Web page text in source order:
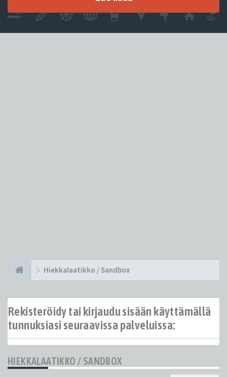
Hiekkalaatikko / Sandbox
Rekisteröidy tai kirjaudu sisään käyttämällä
tunnuksiasi seuraavissa palveluissa:
HIEKKALAATIKKO / SANDBOX